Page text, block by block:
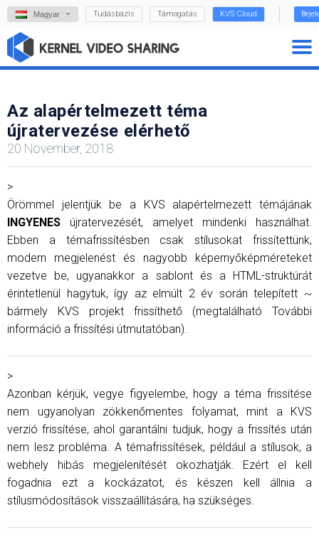
Magyar Tudásbázis Támogatás KVS Cloud
Az alapértelmezett téma
újratervezése elérhető
20 November, 2018
>
Örömmel jelentjük be a KVS alapértelmezett témájának
INGYENES újratervezését, amelyet mindenki használhat.
Ebben a témafrissítésben csak stílusokat frissítettünk,
modern megjelenést és nagyobb képernyőképméreteket
vezetve be, ugyanakkor a sablont és a HTML-struktúrát
érintetlenül hagytuk, így az elmúlt 2 év során telepített ~
bármely KVS projekt frissíthető (megtalálható További
információ a frissítési útmutatóban).
>
Azonban kérjük, vegye figyelembe, hogy a téma frissítése
nem ugyanolyan zökkenőmentes folyamat, mint a KVS
verzió frissítése, ahol garantálni tudjuk, hogy a frissítés után
nem lesz probléma. A témafrissítések, például a stílusok, a
webhely hibás megjelenítését okozhatják. Ezért el kell
fogadnia ezt a kockázatot, és készen kell állnia a
stílusmódosítások visszaállítására, ha szükséges.